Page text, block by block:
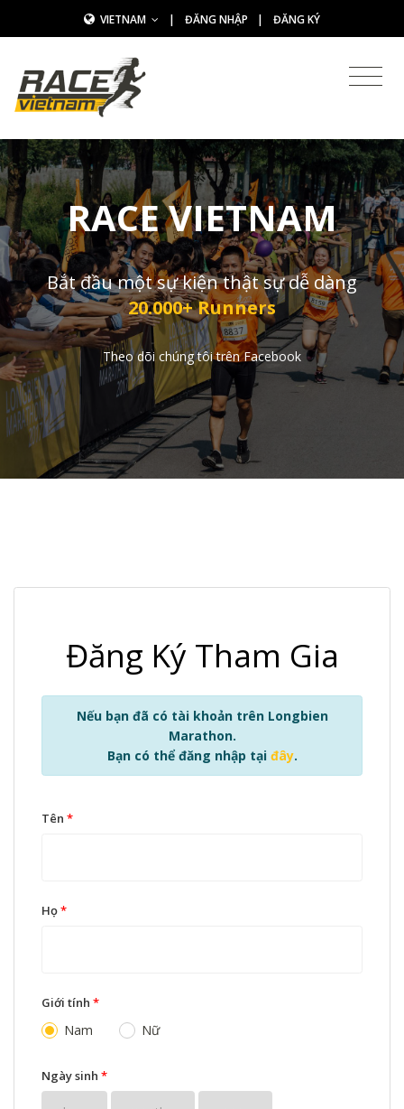
VIETNAM | ĐĂNG NHẬP | ĐĂNG KÝ
RACE VIETNAM
Bắt đầu một sự kiện thật sự dễ dàng
20.000+ Runners
Theo dõi chúng tôi trên Facebook
Đăng Ký Tham Gia
Nếu bạn đã có tài khoản trên Longbien
Marathon.
Bạn có thể đăng nhập tại đây.
Tên *
Họ*
Giới tính *
Nam Nữ
Ngày sinh *